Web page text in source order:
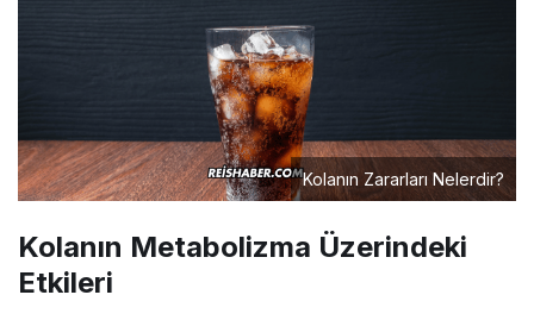
Kolanın Zararları Nelerdir?
Kolanın Metabolizma Üzerindeki
Etkileri